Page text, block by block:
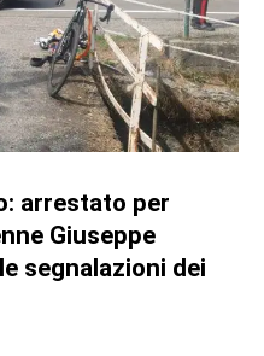
arrestato per
Giuseppe
segnalazioni dei